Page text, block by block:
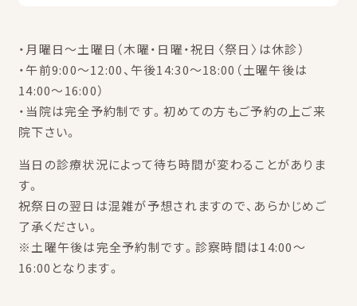
・月曜日～土曜日（木曜・日曜・祝日〈祭日〉は休診）
・午前9:00～12:00、午後14:30～18:00（土曜午後は
14:00～16:00）
・当院は完全予約制です。初めての方もご予約の上ご来
院下さい。
当日の診療状況によって待ち時間が変わることがありま
す。
祝祭日の翌日は混雑が予想されますので、あらかじめご
了承ください。
※土曜午後は完全予約制です。診察時間は14:00～
16:00となります。